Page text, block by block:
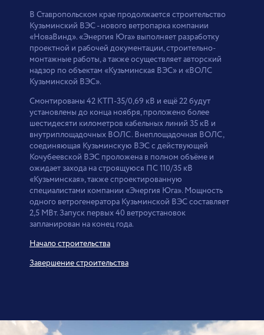
В Ставропольском крае продолжается строительство
Кузьминский ВЭС - нового ветропарка компании
«НоваВинд». «Энергия Юга» выполняет разработку
проектной и рабочей документации, строительно-
монтажные работы, а также осуществляет авторский
надзор по объектам «Кузьминская ВЭС» и «ВОЛС
Кузьминской ВЭС».
Смонтированы 42 КТП-35/0,69 кВ и ещё 22 будут
установлены до конца ноября, проложено более
шестидесяти километров кабельных линий 35 кВ и
внутриплощадочных ВОЛС. Внеплощадочная ВОЛС,
соединяющая Кузьминскую ВЭС с действующей
Кочубеевской ВЭС проложена в полном объёме и
ожидает захода на строящуюся ПС 110/35 кВ
«Кузьминская», также спроектированную
специалистами компании «Энергия Юга». Мощность
одного ветрогенератора Кузьминской ВЭС составляет
2,5 МВт. Запуск первых 40 ветроустановок
запланирован на конец года.
Начало строительства
Завершение строительства